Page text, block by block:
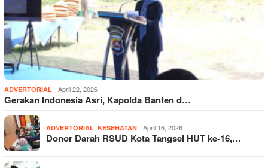
ADVERTORIAL April 22, 2026
Gerakan Indonesia Asri, Kapolda Banten d…
ADVERTORIAL, KESEHATAN April 16, 2026
Donor Darah RSUD Kota Tangsel HUT ke-16,…